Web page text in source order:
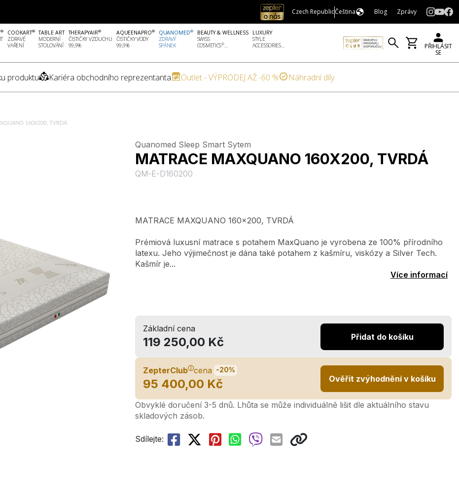
Czech RepublicČeština Blog Zprávy
® COOKART®
ZDRAVÉ
VAŘENÍ
TABLE ART
MODERNÍ
STOLOVÁNÍ
THERAPYAIR®
ČISTIČKY VZDUCHU
99,9%
AQUEENAPRO®
ČISTIČKY VODY
99,9%
QUANOMED®
ZDRAVÝ
SPÁNEK
BEAUTY & WELLNESS
SWISS
COSMETICS®...
LUXURY
STYLE
ACCESSORIES...
PŘIHLÁSIT
SE
produktu Kariéra obchodního reprezentanta Outlet - VÝPRODEJ AŽ -60 % Náhradní díly
160X200, TVRDÁ
Quanomed Sleep Smart Sytem
MATRACE MAXQUANO 160X200, TVRDÁ
QM-E-D160200
MATRACE MAXQUANO 160x200, TVRDÁ
Prémiová luxusní matrace s potahem MaxQuano je vyrobena ze 100% přírodního
latexu. Jeho výjimečnost je dána také potahem z kašmíru, viskózy a Silver Tech.
Kašmír je...
Více informací
Základní cena
119 250,00 Kč Přidat do košíku
ZepterClubⓘcena -20%
95 400,00 Kč Ověřit zvýhodnění v košíku
Obvyklé doručení 3-5 dnů. Lhůta se může individuálně lišit dle aktuálního stavu
skladových zásob.
Sdílejte: